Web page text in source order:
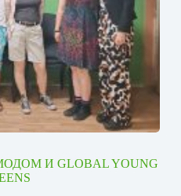
И GLOBAL YOUNG